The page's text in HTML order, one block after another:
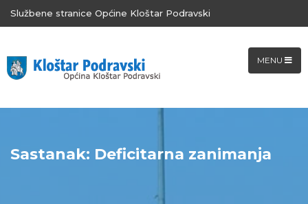
Službene stranice Općine Kloštar Podravski
MENU
Sastanak: Deficitarna zanimanja